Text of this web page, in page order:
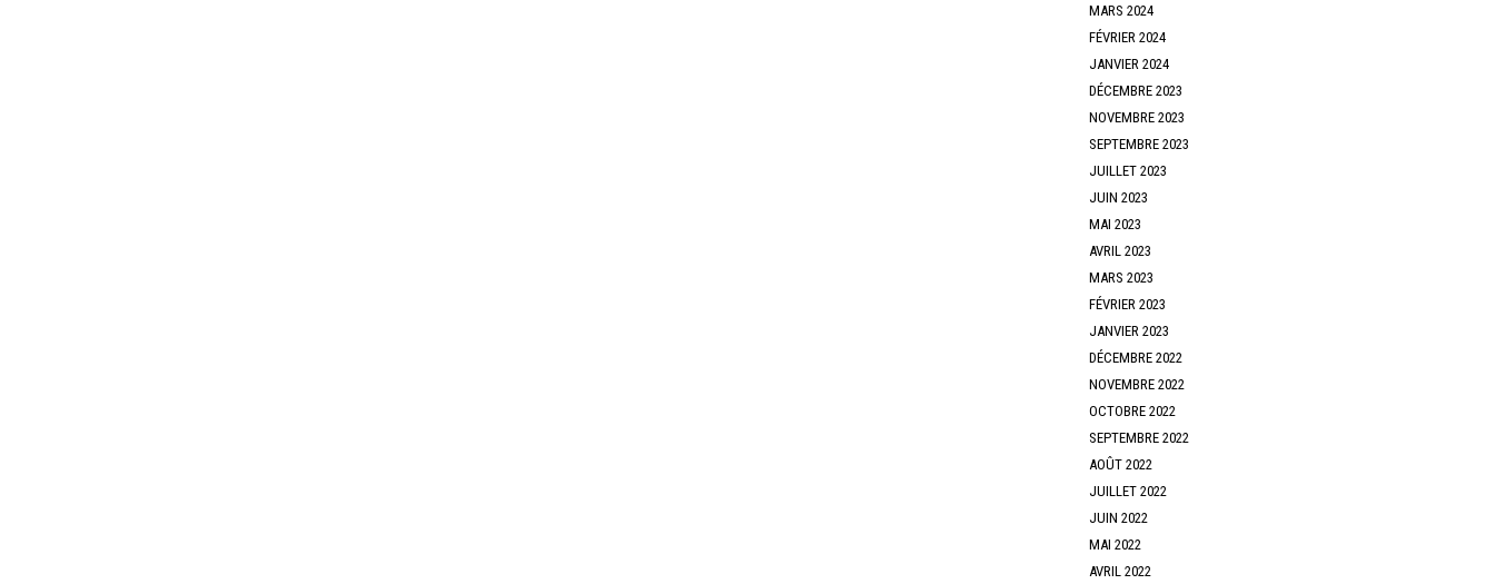
MARS 2024
FÉVRIER 2024
JANVIER 2024
DÉCEMBRE 2023
NOVEMBRE 2023
SEPTEMBRE 2023
JUILLET 2023
JUIN 2023
MAI 2023
AVRIL 2023
MARS 2023
FÉVRIER 2023
JANVIER 2023
DÉCEMBRE 2022
NOVEMBRE 2022
OCTOBRE 2022
SEPTEMBRE 2022
AOÛT 2022
JUILLET 2022
JUIN 2022
MAI 2022
AVRIL 2022